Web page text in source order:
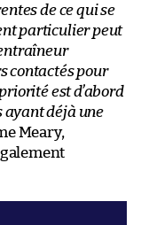
de ce qui se
particulier peut
contactés pour
est d’abord
ayant déjà une
Meary,